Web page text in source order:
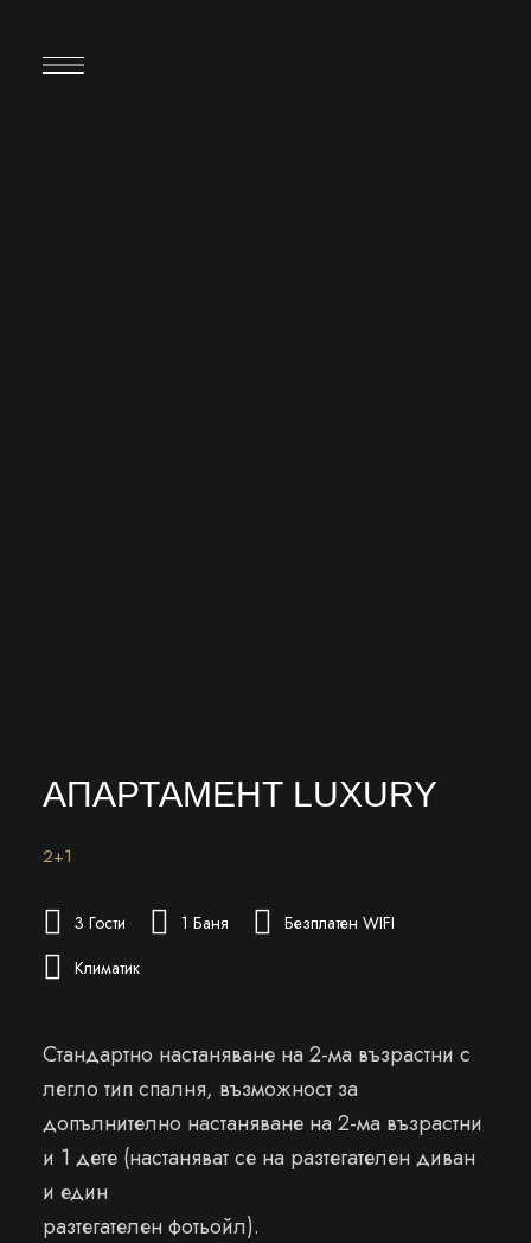
АПАРТАМЕНТ LUXURY
2+1
3 Гости 1 Баня
Безплатен WIFI
Климатик
Стандартно настаняване на 2-ма възрастни с
легло тип спалня, възможност за
допълнително настаняване на 2-ма възрастни
и 1 дете (настаняват се на разтегателен диван
и един
разтегателен фотьойл).